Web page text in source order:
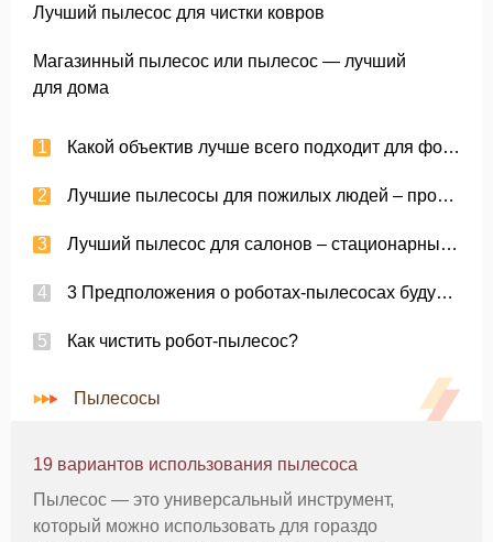
Лучший пылесос для чистки ковров
Магазинный пылесос или пылесос — лучший
для дома
Какой объектив лучше всего подходит для фото кошек?
Лучшие пылесосы для пожилых людей – простые в использовании и легкие
Лучший пылесос для салонов – стационарные пылесосы
3 Предположения о роботах-пылесосах будущего
Как чистить робот-пылесос?
Пылесосы
19 вариантов использования пылесоса
Пылесос — это универсальный инструмент,
который можно использовать для гораздо